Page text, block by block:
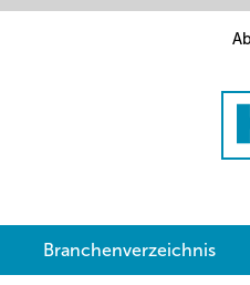
Branchenverzeichnis